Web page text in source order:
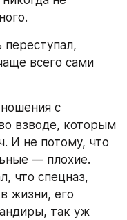
переступал,
всего сами
с
взводе, которым
И не потому, что
— плохие.
что спецназ,
жизни, его
так уж